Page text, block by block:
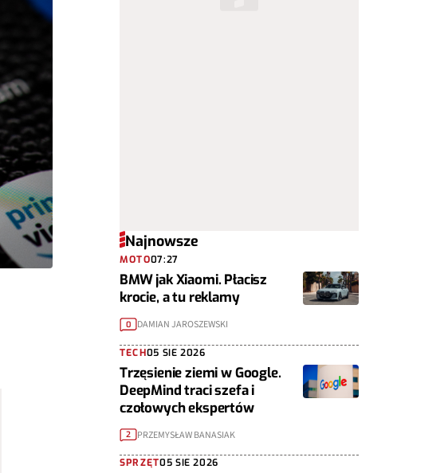
Najnowsze
MOTO07:27
BMW jak Xiaomi. Płacisz
krocie, a tu reklamy
0 DAMIAN JAROSZEWSKI
TECH05 SIE 2026
Trzęsienie ziemi w Google.
DeepMind traci szefa i
czołowych ekspertów
2 PRZEMYSŁAW BANASIAK
SPRZĘT05 SIE 2026